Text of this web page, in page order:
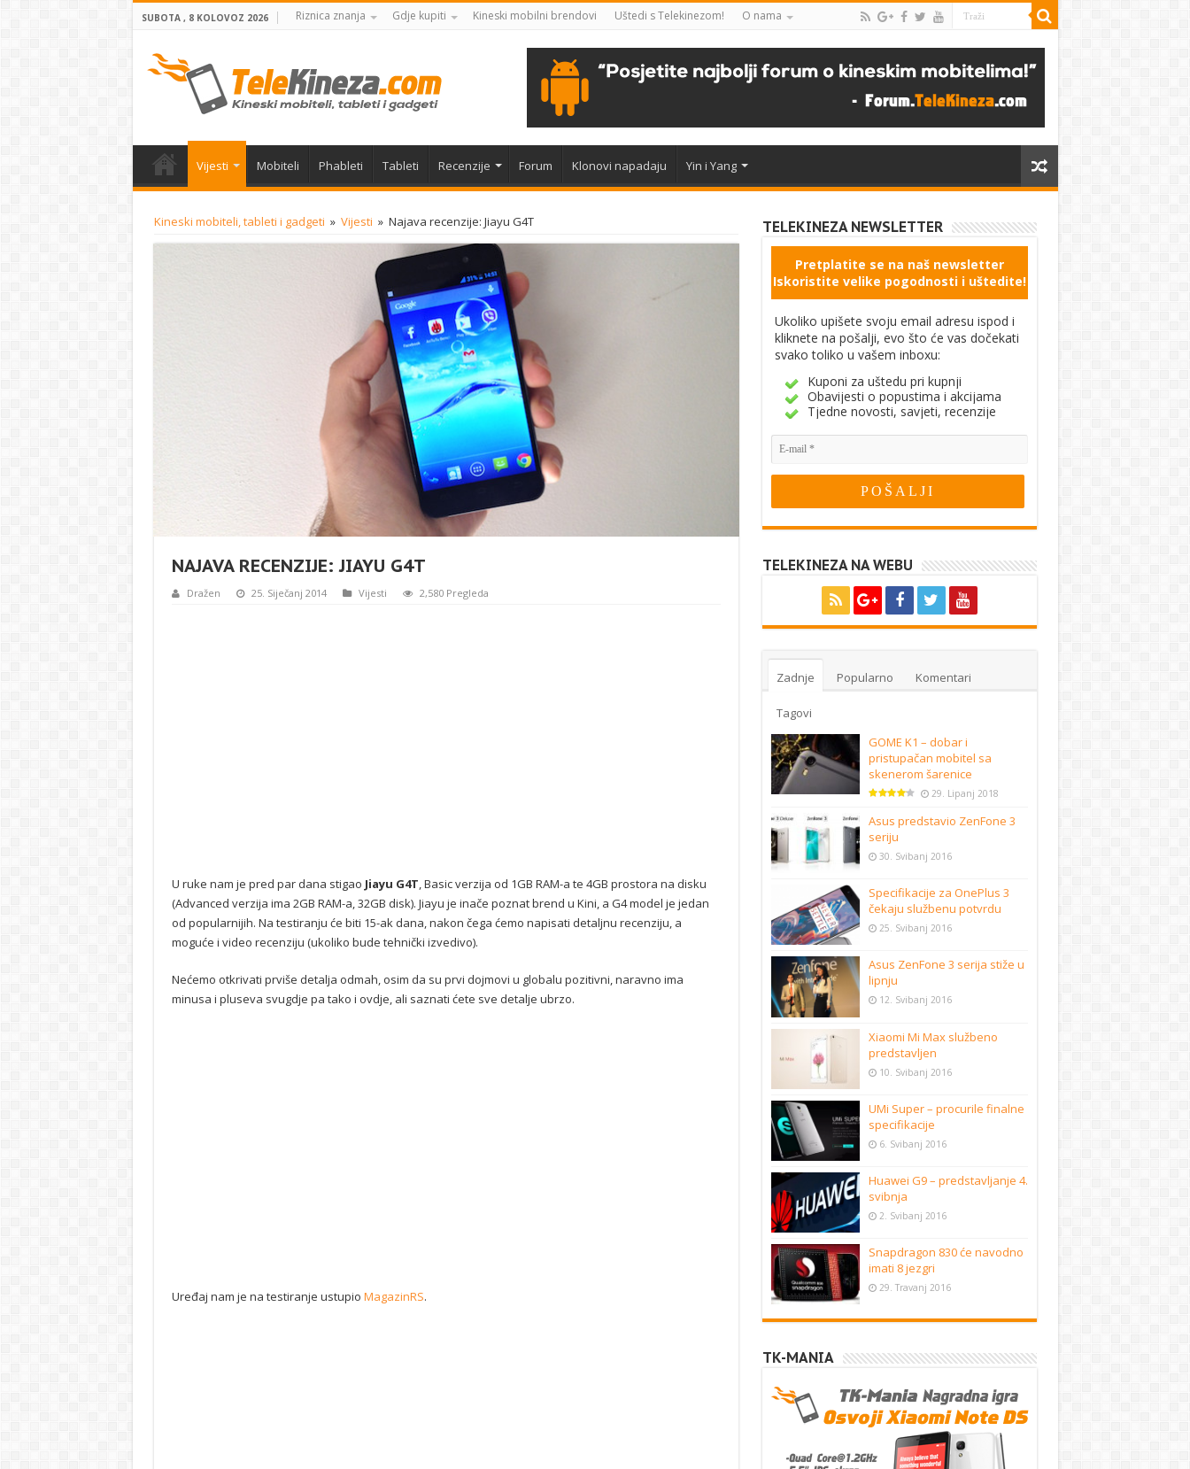
SUBOTA , 8 KOLOVOZ 2026 Riznica znanja Gdje kupiti Kineski mobilni brendovi Uštedi s Telekinezom! O nama
Vijesti Mobiteli Phableti Tableti Recenzije Forum Klonovi napadaju Yin i Yang
Kineski mobiteli, tableti i gadgeti » Vijesti » Najava recenzije: Jiayu G4T
NAJAVA RECENZIJE: JIAYU G4T
Dražen 25. Siječanj 2014 Vijesti 2,580 Pregleda
U ruke nam je pred par dana stigao Jiayu G4T, Basic verzija od 1GB RAM-a te 4GB prostora na disku
(Advanced verzija ima 2GB RAM-a, 32GB disk). Jiayu je inače poznat brend u Kini, a G4 model je jedan
od popularnijih. Na testiranju će biti 15-ak dana, nakon čega ćemo napisati detaljnu recenziju, a
moguće i video recenziju (ukoliko bude tehnički izvedivo).
Nećemo otkrivati prviše detalja odmah, osim da su prvi dojmovi u globalu pozitivni, naravno ima
minusa i pluseva svugdje pa tako i ovdje, ali saznati ćete sve detalje ubrzo.
Uređaj nam je na testiranje ustupio MagazinRS.
TELEKINEZA NEWSLETTER
Pretplatite se na naš newsletter
Iskoristite velike pogodnosti i uštedite!
Ukoliko upišete svoju email adresu ispod i
kliknete na pošalji, evo što će vas dočekati
svako toliko u vašem inboxu:
Kuponi za uštedu pri kupnji
Obavijesti o popustima i akcijama
Tjedne novosti, savjeti, recenzije
TELEKINEZA NA WEBU
Zadnje Popularno Komentari
Tagovi
GOME K1 – dobar i
pristupačan mobitel sa
skenerom šarenice
29. Lipanj 2018
Asus predstavio ZenFone 3
seriju
30. Svibanj 2016
Specifikacije za OnePlus 3
čekaju službenu potvrdu
25. Svibanj 2016
Asus ZenFone 3 serija stiže u
lipnju
12. Svibanj 2016
Xiaomi Mi Max službeno
predstavljen
10. Svibanj 2016
UMi Super – procurile finalne
specifikacije
6. Svibanj 2016
Huawei G9 – predstavljanje 4.
svibnja
2. Svibanj 2016
Snapdragon 830 će navodno
imati 8 jezgri
29. Travanj 2016
TK-MANIA